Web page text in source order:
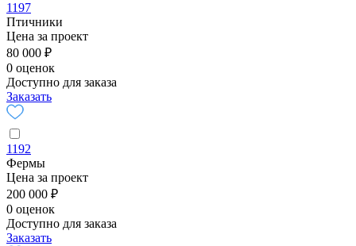
1197
Птичники
Цена за проект
80 000 ₽
0 оценок
Доступно для заказа
Заказать
1192
Фермы
Цена за проект
200 000 ₽
0 оценок
Доступно для заказа
Заказать